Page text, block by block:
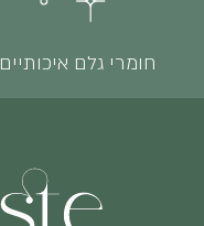
חומרי גלם איכותיים